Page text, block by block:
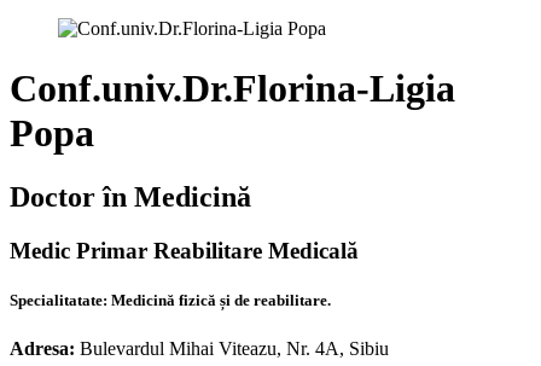
Conf.univ.Dr.Florina-Ligia
Popa
Doctor în Medicină
Medic Primar Reabilitare Medicală
Specialitatate: Medicină fizică și de reabilitare.
Adresa: Bulevardul Mihai Viteazu, Nr. 4A, Sibiu